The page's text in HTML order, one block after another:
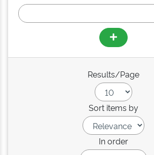
Results/Page
Sort items by
In order